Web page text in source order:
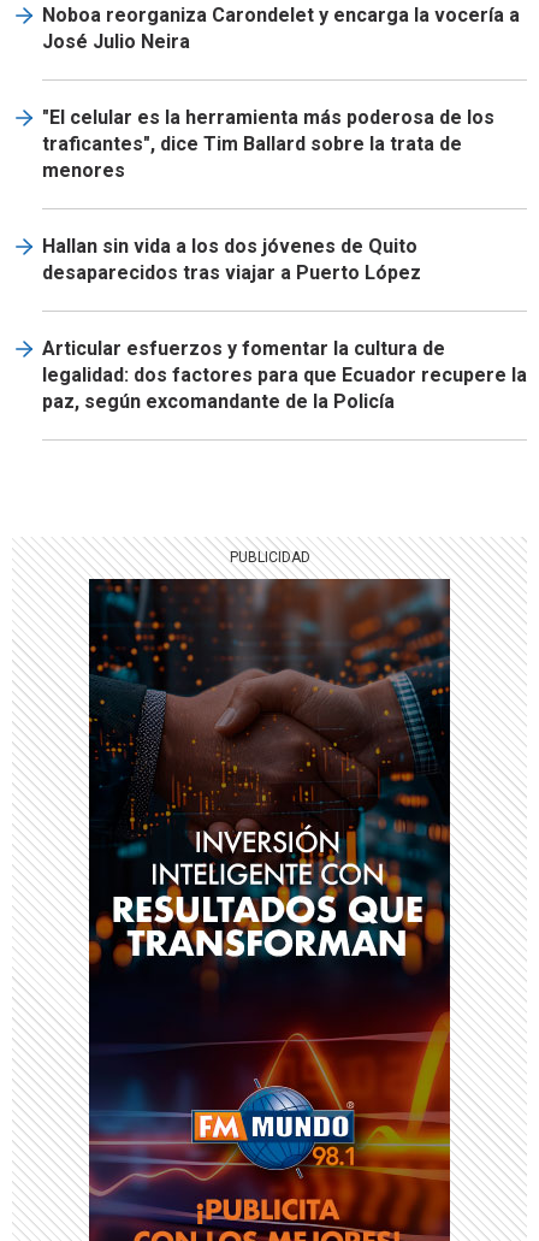
Noboa reorganiza Carondelet y encarga la vocería a
José Julio Neira
"El celular es la herramienta más poderosa de los
traficantes", dice Tim Ballard sobre la trata de
menores
Hallan sin vida a los dos jóvenes de Quito
desaparecidos tras viajar a Puerto López
Articular esfuerzos y fomentar la cultura de
legalidad: dos factores para que Ecuador recupere la
paz, según excomandante de la Policía